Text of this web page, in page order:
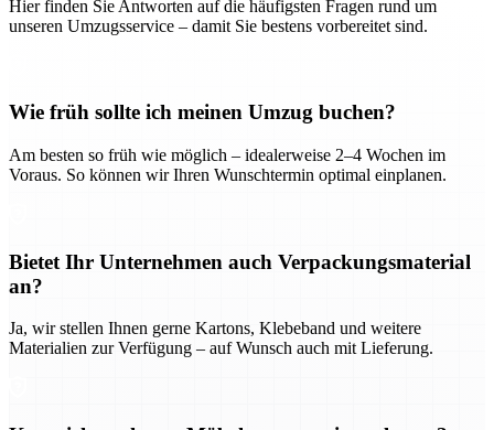
Hier finden Sie Antworten auf die häufigsten Fragen rund um
unseren Umzugsservice – damit Sie bestens vorbereitet sind.
Wie früh sollte ich meinen Umzug buchen?
Am besten so früh wie möglich – idealerweise 2–4 Wochen im
Voraus. So können wir Ihren Wunschtermin optimal einplanen.
Bietet Ihr Unternehmen auch Verpackungsmaterial
an?
Ja, wir stellen Ihnen gerne Kartons, Klebeband und weitere
Materialien zur Verfügung – auf Wunsch auch mit Lieferung.